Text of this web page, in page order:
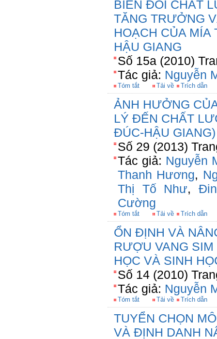
BIẾN ĐỔI CHẤT
TĂNG TRƯỞNG
HOẠCH CỦA MÍA
HẬU GIANG
Số 15a (2010)
Tác giả: Nguyễn
Tóm tắt Tải về Trích dẫn
ẢNH HƯỞNG
LÝ ĐẾN CHẤT
ĐÚC-HẬU GIANG)
Số 29 (2013)
Tác giả: Nguyễn
Thanh Hương,
Thị Tố Như,
Cường
Tóm tắt Tải về Trích dẫn
ỔN ĐỊNH VÀ
RƯỢU VANG
HỌC VÀ SINH
Số 14 (2010)
Tác giả: Nguyễn
Tóm tắt Tải về Trích dẫn
TUYỂN CHỌN
VÀ ĐỊNH DANH